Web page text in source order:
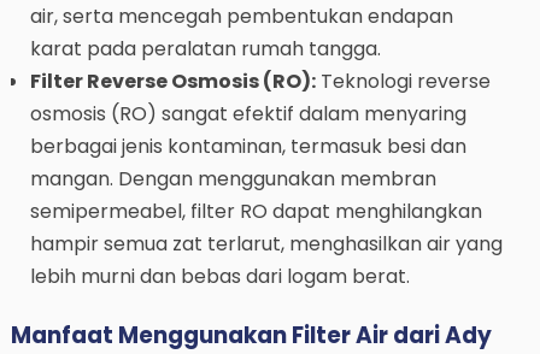
air, serta mencegah pembentukan endapan
karat pada peralatan rumah tangga.
Filter Reverse Osmosis (RO):Teknologi reverse
osmosis (RO) sangat efektif dalam menyaring
berbagai jenis kontaminan, termasuk besi dan
mangan. Dengan menggunakan membran
semipermeabel, filter RO dapat menghilangkan
hampir semua zat terlarut, menghasilkan air yang
lebih murni dan bebas dari logam berat.
Manfaat Menggunakan Filter Air dari Ady